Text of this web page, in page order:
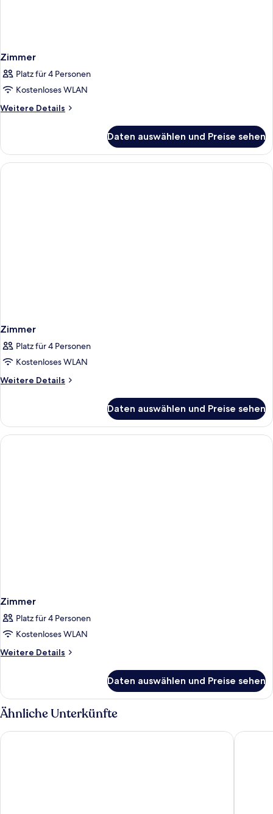
Zimmer
Platz für 4 Personen
Kostenloses WLAN
Weitere Details
Weitere
Daten auswählen und Preise sehen
Zimmer
Platz für 4 Personen
Kostenloses WLAN
Weitere Details
Weitere
Daten auswählen und Preise sehen
Zimmer
Platz für 4 Personen
Kostenloses WLAN
Weitere Details
Weitere
Daten auswählen und Preise sehen
Ähnliche Unterkünfte
Only YOU Hotel Valencia Barcelo